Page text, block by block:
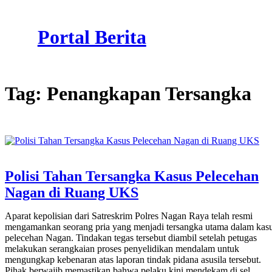
Portal Berita
Tag: Penangkapan Tersangka
Polisi Tahan Tersangka Kasus Pelecehan
Nagan di Ruang UKS
Aparat kepolisian dari Satreskrim Polres Nagan Raya telah resmi
mengamankan seorang pria yang menjadi tersangka utama dalam
pelecehan Nagan. Tindakan tegas tersebut diambil setelah petugas
melakukan serangkaian proses penyelidikan mendalam untuk
mengungkap kebenaran atas laporan tindak pidana asusila tersebut.